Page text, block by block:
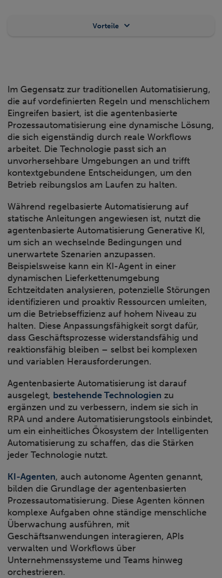
Vorteile
Im Gegensatz zur traditionellen Automatisierung,
die auf vordefinierten Regeln und menschlichem
Eingreifen basiert, ist die agentenbasierte
Prozessautomatisierung eine dynamische Lösung,
die sich eigenständig durch reale Workflows
arbeitet. Die Technologie passt sich an
unvorhersehbare Umgebungen an und trifft
kontextgebundene Entscheidungen, um den
Betrieb reibungslos am Laufen zu halten.
Während regelbasierte Automatisierung auf
statische Anleitungen angewiesen ist, nutzt die
agentenbasierte Automatisierung Generative KI,
um sich an wechselnde Bedingungen und
unerwartete Szenarien anzupassen.
Beispielsweise kann ein KI-Agent in einer
dynamischen Lieferkettenumgebung
Echtzeitdaten analysieren, potenzielle Störungen
identifizieren und proaktiv Ressourcen umleiten,
um die Betriebseffizienz auf hohem Niveau zu
halten. Diese Anpassungsfähigkeit sorgt dafür,
dass Geschäftsprozesse widerstandsfähig und
reaktionsfähig bleiben – selbst bei komplexen
und variablen Herausforderungen.
Agentenbasierte Automatisierung ist darauf
ausgelegt, bestehende Technologien zu
ergänzen und zu verbessern, indem sie sich in
RPA und andere Automatisierungstools einbindet,
um ein einheitliches Ökosystem der Intelligenten
Automatisierung zu schaffen, das die Stärken
jeder Technologie nutzt.
KI-Agenten, auch autonome Agenten genannt,
bilden die Grundlage der agentenbasierten
Prozessautomatisierung. Diese Agenten können
komplexe Aufgaben ohne ständige menschliche
Überwachung ausführen, mit
Geschäftsanwendungen interagieren, APIs
verwalten und Workflows über
Unternehmenssysteme und Teams hinweg
orchestrieren.